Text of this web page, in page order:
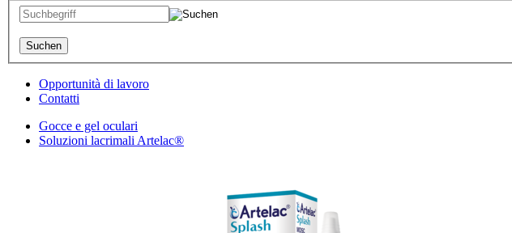
Opportunità di lavoro
Contatti
Gocce e gel oculari
Soluzioni lacrimali Artelac®